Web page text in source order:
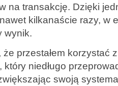
na transakcję. Dzięki
kilkanaście razy, w
wynik.
przestałem korzystać
niedługo
swoją